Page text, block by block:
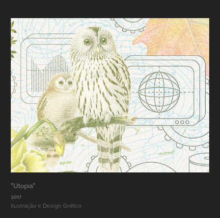
"Utopia"
2017
Ilustração e Design Gráfico